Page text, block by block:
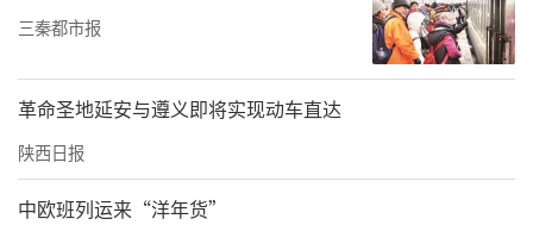
三秦都市报
革命圣地延安与遵义即将实现动车直达
陕西日报
中欧班列运来“洋年货”